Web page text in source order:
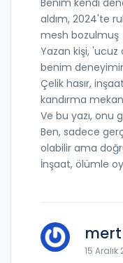
aldım, 2024'te
mesh bozulmuş
Yazan kişi,
benim
Çelik hasır,
kandırma
Ve bu yazı, onu
Ben, sadece
olabilir ama
İnşaat, ölümle
15 Aralık